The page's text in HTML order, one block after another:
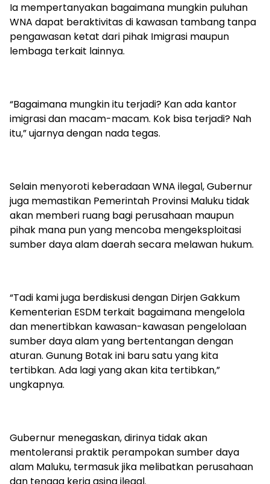
Ia mempertanyakan bagaimana mungkin puluhan
WNA dapat beraktivitas di kawasan tambang tanpa
pengawasan ketat dari pihak Imigrasi maupun
lembaga terkait lainnya.
“Bagaimana mungkin itu terjadi? Kan ada kantor
imigrasi dan macam-macam. Kok bisa terjadi? Nah
itu,” ujarnya dengan nada tegas.
Selain menyoroti keberadaan WNA ilegal, Gubernur
juga memastikan Pemerintah Provinsi Maluku tidak
akan memberi ruang bagi perusahaan maupun
pihak mana pun yang mencoba mengeksploitasi
sumber daya alam daerah secara melawan hukum.
“Tadi kami juga berdiskusi dengan Dirjen Gakkum
Kementerian ESDM terkait bagaimana mengelola
dan menertibkan kawasan-kawasan pengelolaan
sumber daya alam yang bertentangan dengan
aturan. Gunung Botak ini baru satu yang kita
tertibkan. Ada lagi yang akan kita tertibkan,”
ungkapnya.
Gubernur menegaskan, dirinya tidak akan
mentoleransi praktik perampokan sumber daya
alam Maluku, termasuk jika melibatkan perusahaan